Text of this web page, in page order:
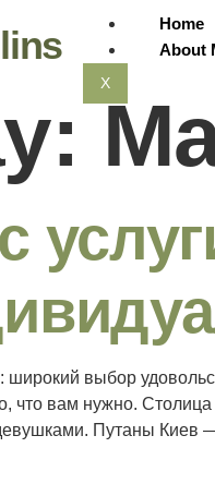
Home
About
X
выбор
что вам нужно.
Путаны Киев